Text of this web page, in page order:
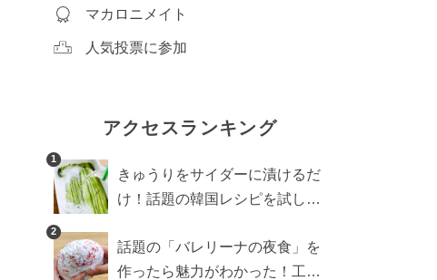
マカロニメイト
人気投票に参加
アクセスランキング
1
きゅうりをサイダーに漬けるだ
け！話題の韓国レシピを試した
2
話題の「バレリーナの夜食」を
作ったら魅力がわかった！工程